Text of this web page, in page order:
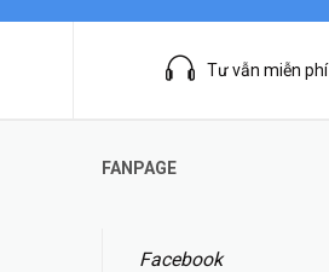
Tư vẫn miễn phí
FANPAGE
Facebook